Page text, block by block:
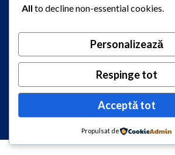
licență, servicii redactare
academică la comandă,
plagiat rapid, preț redactare
oferte redactare lucrări
autorizați pentru lucrări
All to decline non-essential cookies.
Personalizează
Respinge tot
Acceptă tot
Propulsat de